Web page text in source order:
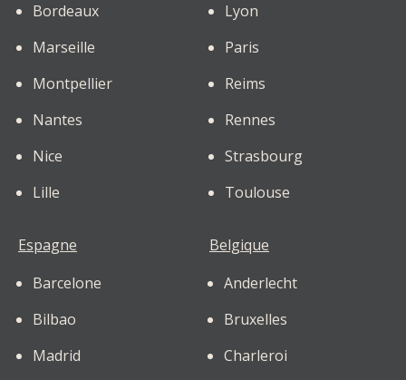
Bordeaux
Marseille
Montpellier
Nantes
Nice
Lille
Lyon
Paris
Reims
Rennes
Strasbourg
Toulouse
Espagne
Barcelone
Bilbao
Madrid
Belgique
Anderlecht
Bruxelles
Charleroi